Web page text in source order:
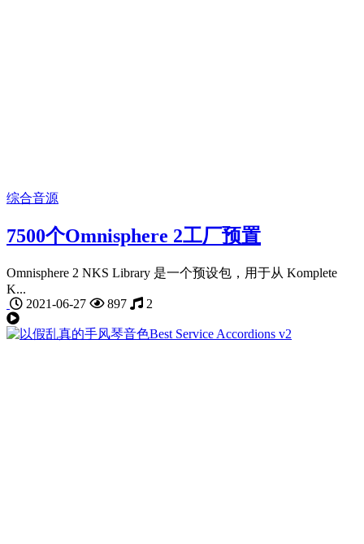
综合音源
7500个Omnisphere 2工厂预置
Omnisphere 2 NKS Library 是一个预设包，用于从 Komplete
K...
2021-06-27
897 2